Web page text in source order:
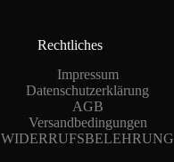
Rechtliches
Impressum
Datenschutzerklärung
AGB
Versandbedingungen
WIDERRUFSBELEHRUNG